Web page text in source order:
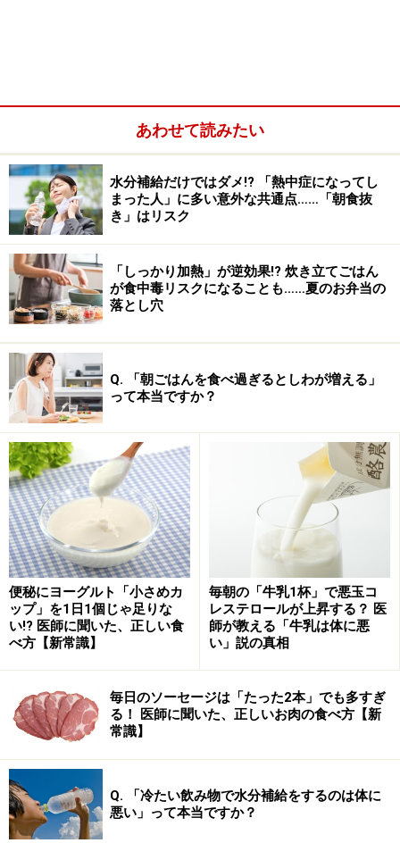
です。
日本の高度経済成長期には食の欧米化が進み、米の摂取
量が減少しました。もしごはんで太るなら、米の摂取量
が減るにつれて日本人のBMIは低下するはずです。しか
し実際には、日本人男性のBMI25以上の割合は2007年ま
で上昇し、その後も25％を超えた状態が続いています。
つまり、お米をよく食べていた日本人が圧倒的に痩せて
おり、ごはんを食べなくなってから太ってきているとい
うのが事実なのです。
緒にとることが前提でした。2020年に発表された多目的
コホートの結果では、食物繊維の摂取量が多いと男女と
もに死亡率が低下することが明らかになっています。ご
はんそのものよりも、その前提となる食事バランスが崩
れてきたことこそが問題と言えるでしょう。
あわせて読みたい
水分補給だけではダメ!? 「熱中症になってし
まった人」に多い意外な共通点……「朝食抜
き」はリスク
「しっかり加熱」が逆効果!? 炊き立てごはん
が食中毒リスクになることも……夏のお弁当の
落とし穴
Q. 「朝ごはんを食べ過ぎるとしわが増える」
って本当ですか？
便秘にヨーグルト「小さめカ
ップ」を1日1個じゃ足りな
い!? 医師に聞いた、正しい食
べ方【新常識】
毎朝の「牛乳1杯」で悪玉コ
レステロールが上昇する？ 医
師が教える「牛乳は体に悪
い」説の真相
毎日のソーセージは「たった2本」でも多すぎ
る！ 医師に聞いた、正しいお肉の食べ方【新
常識】
Q. 「冷たい飲み物で水分補給をするのは体に
悪い」って本当ですか？